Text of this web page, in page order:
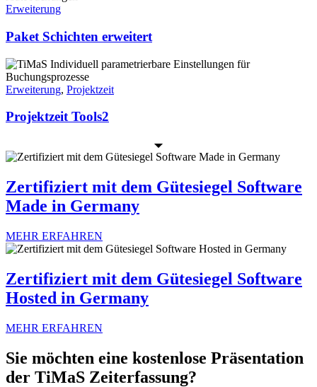
Erweiterung
Paket Schichten erweitert
Erweiterung, Projektzeit
Projektzeit Tools2
Zertifiziert mit dem Gütesiegel Software
Made in Germany
MEHR ERFAHREN
Zertifiziert mit dem Gütesiegel Software
Hosted in Germany
MEHR ERFAHREN
Sie möchten eine kostenlose Präsentation
der TiMaS Zeiterfassung?